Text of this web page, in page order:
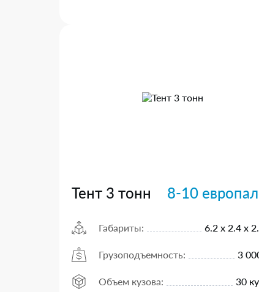
Тент 3 тонн 8-10
Габариты: 6.2 х 2.4 х
Грузоподъемность: 3
Объем кузова: 30